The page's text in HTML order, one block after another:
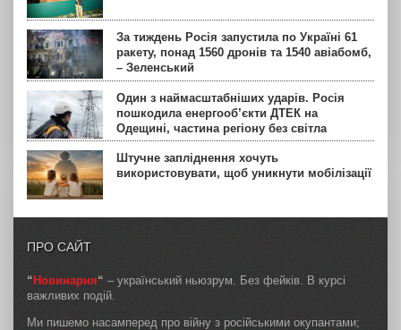
За тиждень Росія запустила по Україні 61
ракету, понад 1560 дронів та 1540 авіабомб,
– Зеленський
Один з наймасштабніших ударів. Росія
пошкодила енергооб’єкти ДТЕК на
Одещині, частина регіону без світла
Штучне запліднення хочуть
використовувати, щоб уникнути мобілізації
ПРО САЙТ
“ Новинарня“ – український ньюзрум. Без фейків. В курсі
важливих подій.
Ми пишемо насамперед про війну з російськими окупантами;